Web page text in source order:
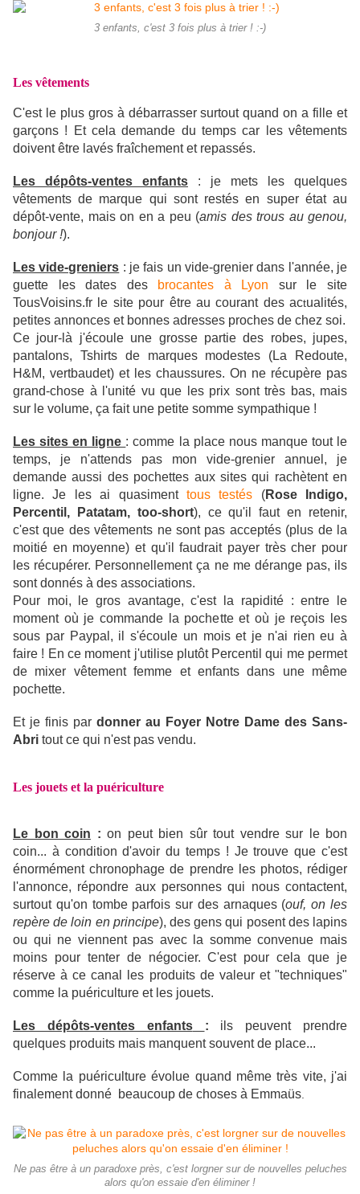
3 enfants, c'est 3 fois plus à trier ! :-)
Les vêtements
C'est le plus gros à débarrasser surtout quand on a fille et
garçons ! Et cela demande du temps car les vêtements
doivent être lavés fraîchement et repassés.
Les dépôts-ventes enfants : je mets les quelques
vêtements de marque qui sont restés en super état au
dépôt-vente, mais on en a peu (amis des trous au genou,
bonjour !).
Les vide-greniers : je fais un vide-grenier dans l'année, je
guette les dates des
brocantes à Lyon sur le site
TousVoisins.fr le site pour être au courant des actualités,
petites annonces et bonnes adresses proches de chez soi.
Ce jour-là j'écoule une grosse partie des robes, jupes,
pantalons, Tshirts de marques modestes (La Redoute,
H&M, vertbaudet) et les chaussures. On ne récupère pas
grand-chose à l'unité vu que les prix sont très bas, mais
sur le volume, ça fait une petite somme sympathique !
Les sites en ligne : comme la place nous manque tout le
temps, je n'attends pas mon vide-grenier annuel, je
demande aussi des pochettes aux sites qui rachètent en
ligne. Je les ai quasiment tous testés (Rose Indigo,
Percentil, Patatam, too-short), ce qu'il faut en retenir,
c'est que des vêtements ne sont pas acceptés (plus de la
moitié en moyenne) et qu'il faudrait payer très cher pour
les récupérer. Personnellement ça ne me dérange pas, ils
sont donnés à des associations.
Pour moi, le gros avantage, c'est la rapidité : entre le
moment où je commande la pochette et où je reçois les
sous par Paypal, il s'écoule un mois et je n'ai rien eu à
faire ! En ce moment j'utilise plutôt Percentil qui me permet
de mixer vêtement femme et enfants dans une même
pochette.
Et je finis par donner au Foyer Notre Dame des Sans-
Abri tout ce qui n'est pas vendu.
Les jouets et la puériculture
Le bon coin : on peut bien sûr tout vendre sur le bon
coin... à condition d'avoir du temps ! Je trouve que c'est
énormément chronophage de prendre les photos, rédiger
l'annonce, répondre aux personnes qui nous contactent,
surtout qu'on tombe parfois sur des arnaques (ouf, on les
repère de loin en principe), des gens qui posent des lapins
ou qui ne viennent pas avec la somme convenue mais
moins pour tenter de négocier. C'est pour cela que je
réserve à ce canal les produits de valeur et "techniques"
comme la puériculture et les jouets.
Les dépôts-ventes enfants : ils peuvent prendre
quelques produits mais manquent souvent de place...
Comme la puériculture évolue quand même très vite, j'ai
finalement donné beaucoup de choses à Emmaüs
Ne pas être à un paradoxe près, c'est lorgner sur de nouvelles peluches
alors qu'on essaie d'en éliminer !